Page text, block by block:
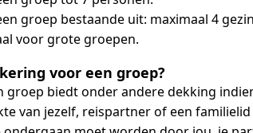
groep bestaande uit: maximaal 4
voor grote groepen.
voor een groep?
biedt onder andere dekking
van jezelf, reispartner of een familielid